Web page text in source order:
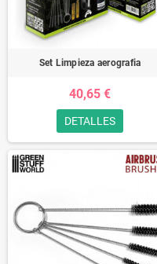
Set Limpieza aerografia
40,65 €
DETALLES